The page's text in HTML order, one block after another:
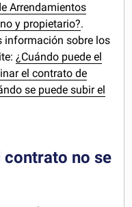
Arrendamientos
y propietario?.
información sobre los
¿Cuándo puede el
el contrato de
se puede subir el
contrato no se